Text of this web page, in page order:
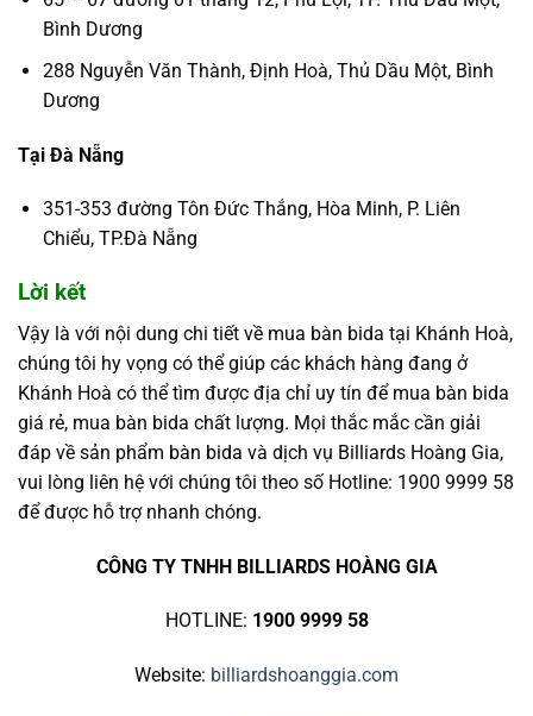
Bình Dương
288 Nguyễn Văn Thành, Định Hoà, Thủ Dầu Một, Bình
Dương
Tại Đà Nẵng
351-353 đường Tôn Đức Thắng, Hòa Minh, P. Liên
Chiểu, TP.Đà Nẵng
Lời kết
Vậy là với nội dung chi tiết về mua bàn bida tại Khánh Hoà,
chúng tôi hy vọng có thể giúp các khách hàng đang ở
Khánh Hoà có thể tìm được địa chỉ uy tín để mua bàn bida
giá rẻ, mua bàn bida chất lượng. Mọi thắc mắc cần giải
đáp về sản phẩm bàn bida và dịch vụ Billiards Hoàng Gia,
vui lòng liên hệ với chúng tôi theo số Hotline: 1900 9999 58
để được hỗ trợ nhanh chóng.
CÔNG TY TNHH BILLIARDS HOÀNG GIA
HOTLINE: 1900 9999 58
Website: billiardshoanggia.com